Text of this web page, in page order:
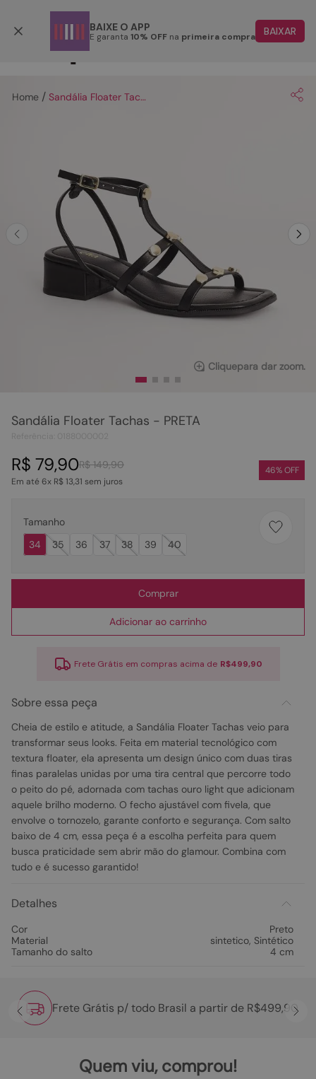
BAIXE O APP
E garanta 10% OFF na primeira compra BAIXAR
Sandália Floater Tachas - PRETA
Cliquepara dar zoom.
Sandália Floater Tachas - PRETA
R$ 149,90
R$ 79,90
Em até6x R$13,31 sem juros
46% OFF
Tamanho
34
35 36 37 38 39 40
Comprar
Adicionar ao carrinho
Frete Grátis em compras acima de R$499,90
Sobre essa peça
Cheia de estilo e atitude, a Sandália Floater Tachas veio para
transformar seus looks. Feita em material tecnológico com
textura floater, ela apresenta um design único com duas tiras
finas paralelas unidas por uma tira central que percorre todo
o peito do pé, adornada com tachas ouro light que adicionam
aquele brilho moderno. O fecho ajustável com fivela, que
envolve o tornozelo, garante conforto e segurança. Com salto
baixo de 4 cm, essa peça é a escolha perfeita para quem
busca praticidade sem abrir mão do glamour. Combina com
tudo e é sucesso garantido!
Detalhes
Cor
Preto
Material
sintetico, Sintético
Tamanho do salto
4 cm
Frete Grátis p/ todo Brasil a partir de R$499,90
Quem viu, comprou!
2º
bota
sandalia
tamanco
7
bolsa
sapatilha
couro